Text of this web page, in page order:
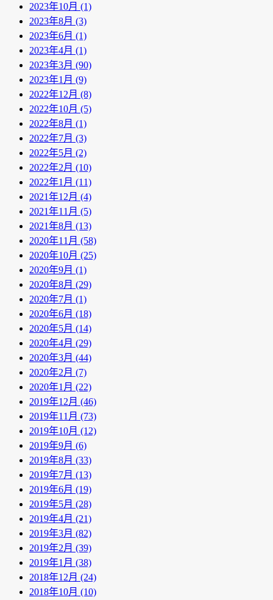
2023年10月 (1)
2023年8月 (3)
2023年6月 (1)
2023年4月 (1)
2023年3月 (90)
2023年1月 (9)
2022年12月 (8)
2022年10月 (5)
2022年8月 (1)
2022年7月 (3)
2022年5月 (2)
2022年2月 (10)
2022年1月 (11)
2021年12月 (4)
2021年11月 (5)
2021年8月 (13)
2020年11月 (58)
2020年10月 (25)
2020年9月 (1)
2020年8月 (29)
2020年7月 (1)
2020年6月 (18)
2020年5月 (14)
2020年4月 (29)
2020年3月 (44)
2020年2月 (7)
2020年1月 (22)
2019年12月 (46)
2019年11月 (73)
2019年10月 (12)
2019年9月 (6)
2019年8月 (33)
2019年7月 (13)
2019年6月 (19)
2019年5月 (28)
2019年4月 (21)
2019年3月 (82)
2019年2月 (39)
2019年1月 (38)
2018年12月 (24)
2018年10月 (10)